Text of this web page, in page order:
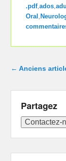
.pdf,ados ,
Oral
Navigation
← Anciens
Partagez